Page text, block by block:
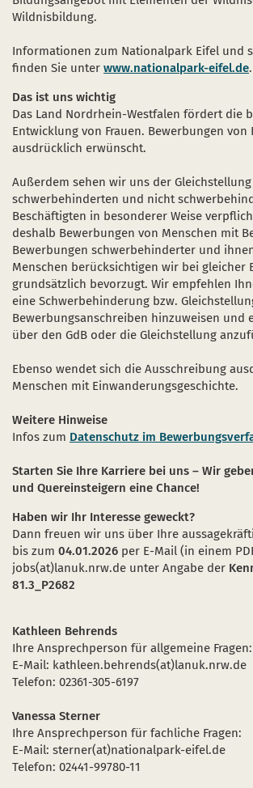
Wildnisbildung.
Informationen zum Nationalpark Eifel und
finden Sie unter www.nationalpark-eifel.de.
Das ist uns wichtig
Das Land Nordrhein-Westfalen fördert die
Entwicklung von Frauen. Bewerbungen von
ausdrücklich erwünscht.
Außerdem sehen wir uns der
schwerbehinderten und nicht
Beschäftigten in besonderer Weise
deshalb Bewerbungen von Menschen mit
Bewerbungen schwerbehinderter und
Menschen berücksichtigen wir bei gleicher
grundsätzlich bevorzugt. Wir empfehlen
eine Schwerbehinderung bzw.
Bewerbungsanschreiben hinzuweisen und
über den GdB oder die Gleichstellung
Ebenso wendet sich die Ausschreibung
Menschen mit Einwanderungsgeschichte.
Weitere Hinweise
Infos zum Datenschutz im
Starten Sie Ihre Karriere bei uns – Wir
und Quereinsteigern eine Chance!
Haben wir Ihr Interesse geweckt?
Dann freuen wir uns über Ihre
bis zum 04.01.2026 per E-Mail (in einem
jobs(at)lanuk.nrw.de unter Angabe der
81.3_P2682
Kathleen Behrends
Ihre Ansprechperson für allgemeine Fragen:
E-Mail: kathleen.behrends(at)lanuk.nrw.de
Telefon: 02361-305-6197
Vanessa Sterner
Ihre Ansprechperson für fachliche Fragen:
E-Mail: sterner(at)nationalpark-eifel.de
Telefon: 02441-99780-11